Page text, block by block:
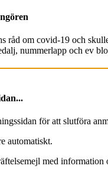
råd om covid-19 och
nummerlapp och ev
för att slutföra
automatiskt.
med